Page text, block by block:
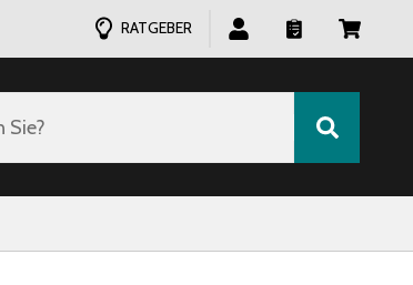
RATGEBER
Sie?